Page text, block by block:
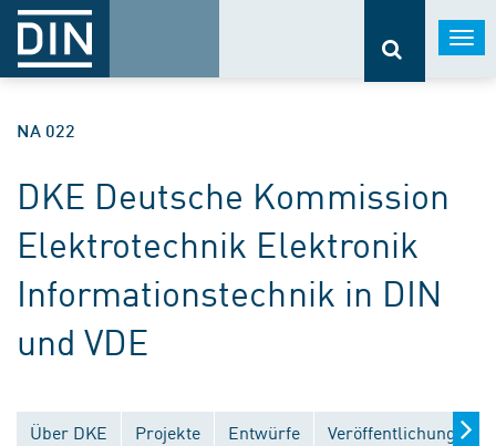
NA 022
DKE Deutsche Kommission
Elektrotechnik Elektronik
Informationstechnik in DIN
und VDE
Über DKE Projekte Entwürfe Veröffentlichungen